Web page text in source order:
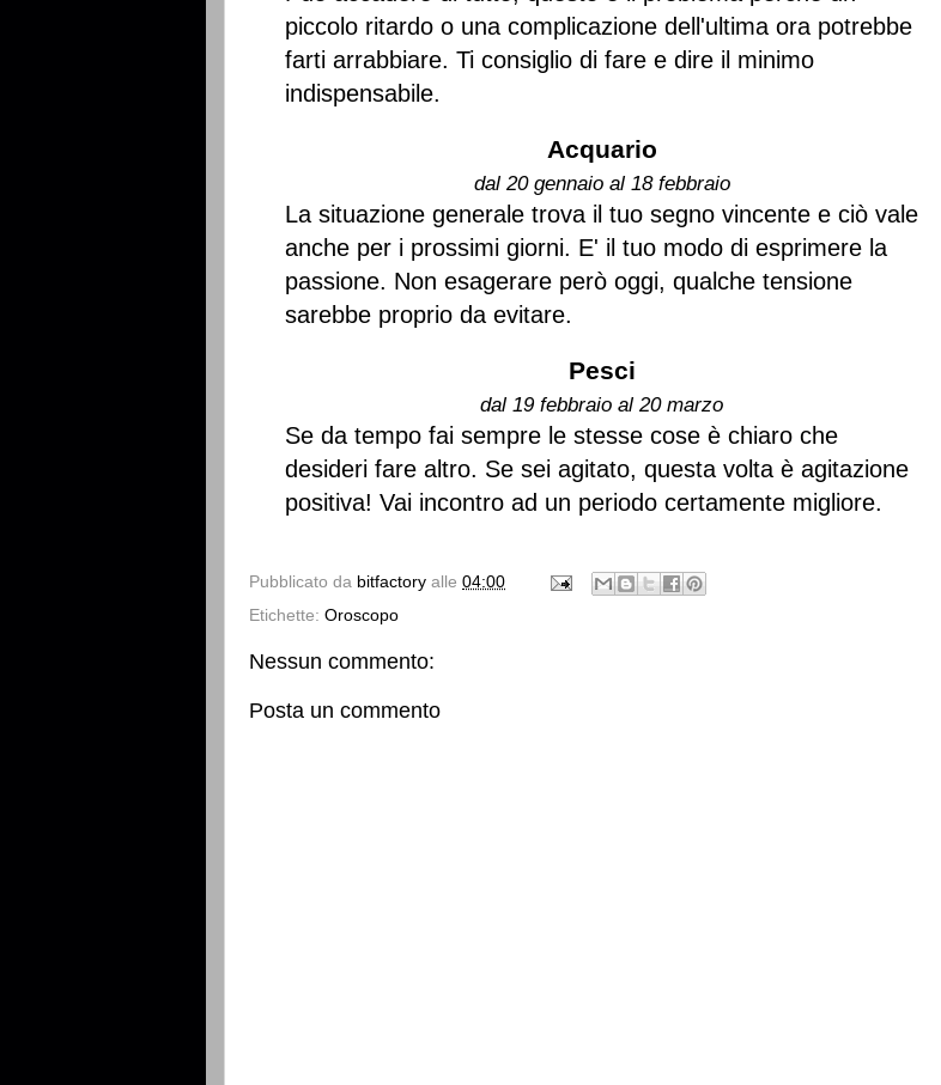
piccolo ritardo o una complicazione dell'ultima ora potrebbe
farti arrabbiare. Ti consiglio di fare e dire il minimo
indispensabile.
Acquario
dal 20 gennaio al 18 febbraio
La situazione generale trova il tuo segno vincente e ciò vale
anche per i prossimi giorni. E' il tuo modo di esprimere la
passione. Non esagerare però oggi, qualche tensione
sarebbe proprio da evitare.
Pesci
dal 19 febbraio al 20 marzo
Se da tempo fai sempre le stesse cose è chiaro che
desideri fare altro. Se sei agitato, questa volta è agitazione
positiva! Vai incontro ad un periodo certamente migliore.
Pubblicato da bitfactory alle 04:00
Etichette: Oroscopo
Nessun commento:
Posta un commento